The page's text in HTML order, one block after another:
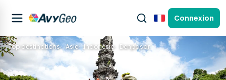
FrançaisConnexion
Top destinations Asie Indonésie Denpasar